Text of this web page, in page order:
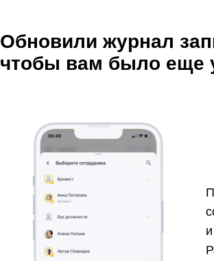
Обновили журнал
чтобы вам было еще